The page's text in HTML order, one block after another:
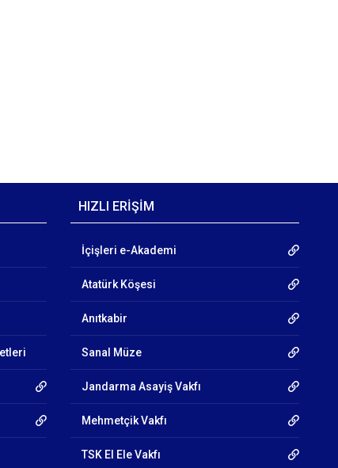
HIZLI ERİŞİM
İçişleri e-Akademi
Atatürk Köşesi
Anıtkabir
Sanal Müze
Jandarma Asayiş Vakfı
Mehmetçik Vakfı
TSK El Ele Vakfı